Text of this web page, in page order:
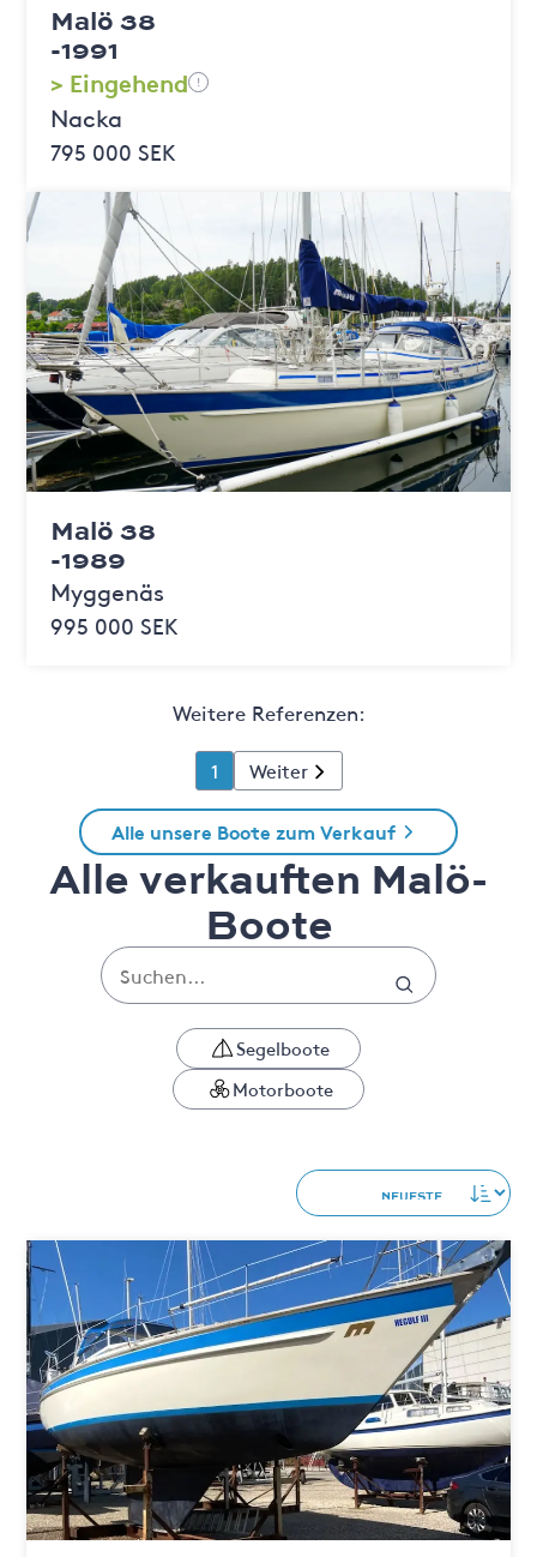
Malö 38
-1991
> Eingehend !
Nacka
795 000 SEK
Malö 38
-1989
Myggenäs
995 000 SEK
Weitere Referenzen:
1 Weiter
Alle unsere Boote zum Verkauf
Alle verkauften Malö-
Boote
Segelboote
Motorboote